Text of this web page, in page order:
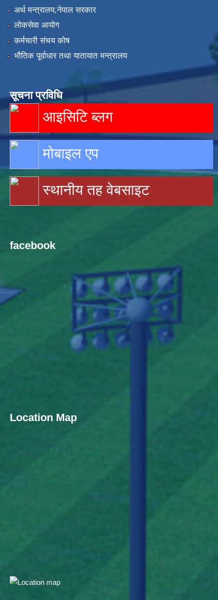
अर्थ मन्त्रालय,नेपाल सरकार
लोकसेवा आयोग
कर्मचारी संचय कोष
भौतिक पूर्वाधार तथा यातायात मन्त्रालय
सूचना प्रविधि
आइसिटि ब्लग
मोबाइल एप
स्थानीय तह वेबसाइट
facebook
Location Map